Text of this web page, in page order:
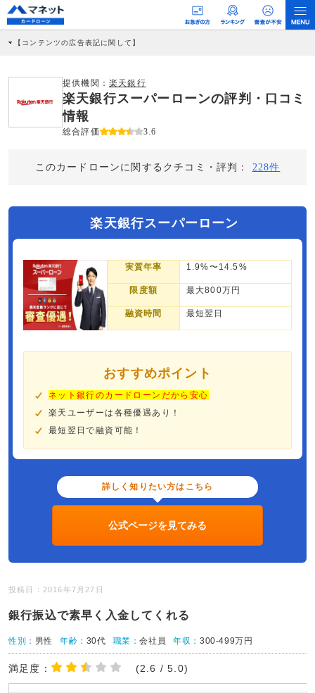
【コンテンツの広告表記に関して】
社に対して企業から紹介報酬が支払われるという収益モデルです。 ただし、特定の
商品を根拠なくPRするものではなく、当編集部の調査／ユーザーへの口コミ収集な
どに基づき、公平性を担保した情報提供を行っています。
提供機関： 楽天銀行
楽天銀行スーパーローンの評判・口コミ
情報
総合評価 3.6
このカードローンに関するクチコミ・評判： 228件
楽天銀行スーパーローン
実質年率 1.9%〜14.5%
限度額 最大800万円
融資時間 最短翌日
おすすめポイント
ネット銀行のカードローンだから安心
楽天ユーザーは各種優遇あり！
最短翌日で融資可能！
詳しく知りたい方はこちら
公式ページを見てみる
投稿日：2016年7月27日
銀行振込で素早く入金してくれる
性別： 男性 年齢： 30代 職業：会社員 年収：300-499万円
満足度： (2.6 / 5.0)